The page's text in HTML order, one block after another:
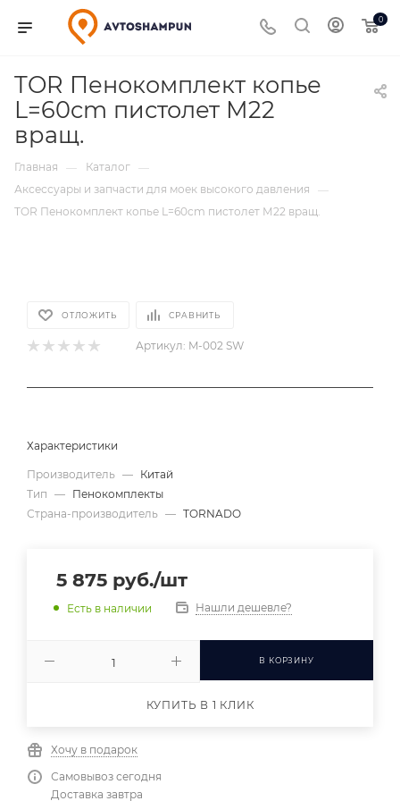
0
TOR Пенокомплект копье
L=60cm пистолет М22
вращ.
Главная — Каталог —
Аксессуары и запчасти для моек высокого давления
—
TOR Пенокомплект копье L=60cm пистолет М22 вращ.
ОТЛОЖИТЬ СРАВНИТЬ
Артикул: M-002 SW
Характеристики
Производитель — Китай
Тип — Пенокомплекты
Страна-производитель — TORNADO
5 875 руб./шт
Есть в наличии Нашли дешевле?
В КОРЗИНУ
КУПИТЬ В 1 КЛИК
Хочу в подарок
Самовывоз сегодня
Доставка завтра